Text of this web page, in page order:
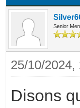
Senior
25/10/2024,
Disons